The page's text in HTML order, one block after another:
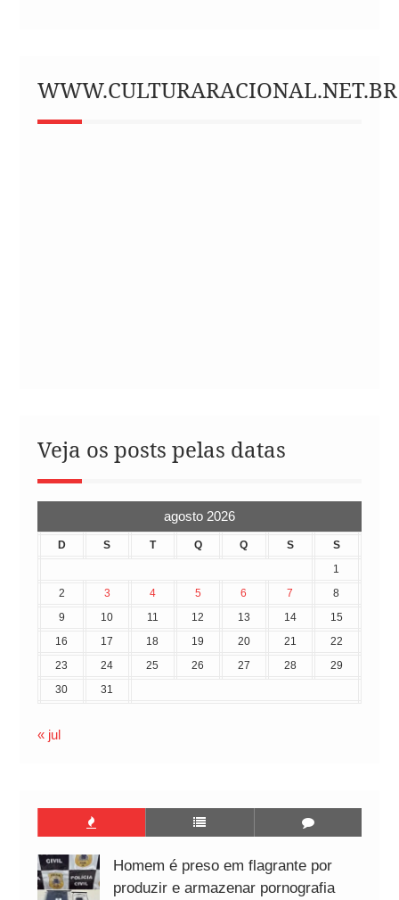
WWW.CULTURARACIONAL.NET.BR
Veja os posts pelas datas
agosto 2026
D S T Q Q S
S
1
2
3 4 5 6 7
8
9
10 11 12 13 14
15
16
17 18 19 20 21
22
23
24 25 26 27 28
29
30
31
« jul
Homem é preso em flagrante por
produzir e armazenar pornografia